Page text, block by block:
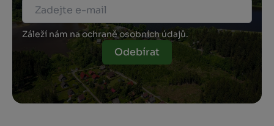
Záleží nám na ochraně osobních údajů.
Odebírat